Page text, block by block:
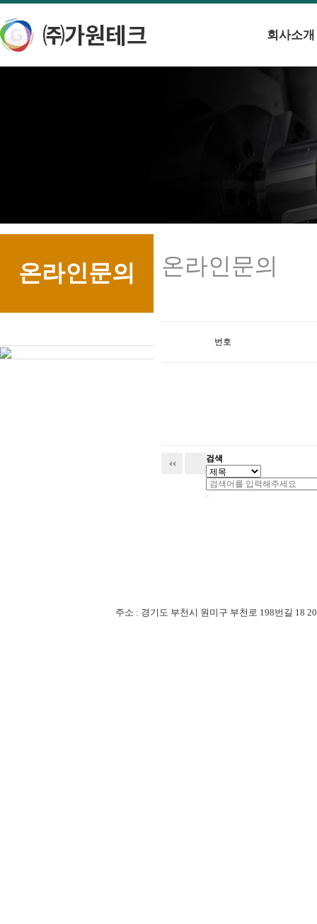
회사소개
온라인문의 온라인문의
번호
검색
주소 : 경기도 부천시 원미구 부천로 198번길